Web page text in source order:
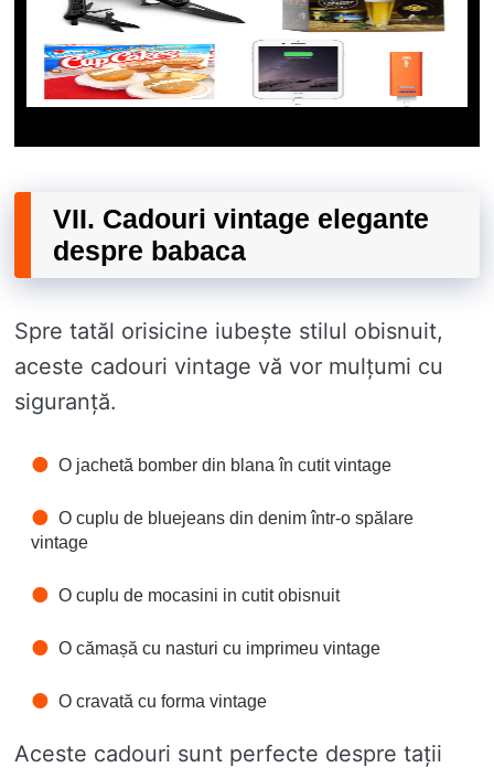
VII. Cadouri vintage elegante
despre babaca
Spre tatăl orisicine iubește stilul obisnuit,
aceste cadouri vintage vă vor mulțumi cu
siguranță.
O jachetă bomber din blana în cutit vintage
O cuplu de bluejeans din denim într-o spălare
vintage
O cuplu de mocasini in cutit obisnuit
O cămașă cu nasturi cu imprimeu vintage
O cravată cu forma vintage
Aceste cadouri sunt perfecte despre tații